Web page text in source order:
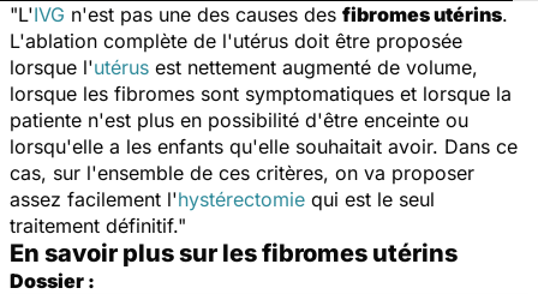
"L'IVG n'est pas une des causes des fibromes utérins.
L'ablation complète de l'utérus doit être proposée
lorsque l'utérus est nettement augmenté de volume,
lorsque les fibromes sont symptomatiques et lorsque la
patiente n'est plus en possibilité d'être enceinte ou
lorsqu'elle a les enfants qu'elle souhaitait avoir. Dans ce
cas, sur l'ensemble de ces critères, on va proposer
assez facilement l'hystérectomie qui est le seul
traitement définitif."
En savoir plus sur les fibromes utérins
Dossier :